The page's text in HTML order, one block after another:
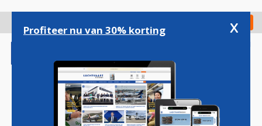
gaan
Check in
Profiteer nu van 30% korting x